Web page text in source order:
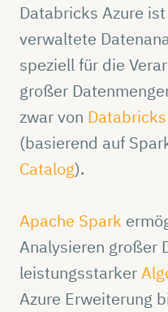
Databricks Azure
verwaltete
speziell für die
großer
zwar von Databricks
(basierend auf
Catalog).
Apache Spark
Analysieren großer
leistungsstarker
Azure Erweiterung